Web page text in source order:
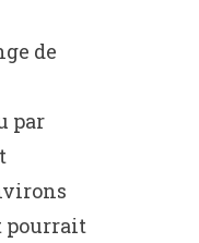
de
par
pourrait